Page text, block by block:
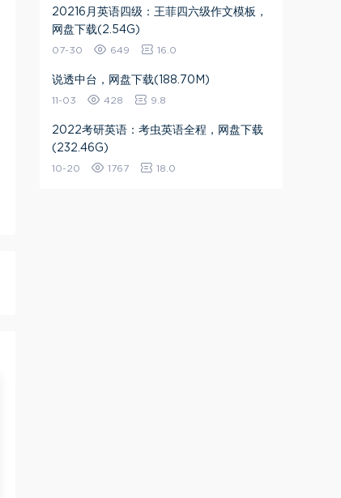
20216月英语四级：王菲四六级作文模板，
网盘下载(2.54G)
07-30 649 16.0
说透中台，网盘下载(188.70M)
11-03 428 9.8
2022考研英语：考虫英语全程，网盘下载
(232.46G)
10-20 1767 18.0